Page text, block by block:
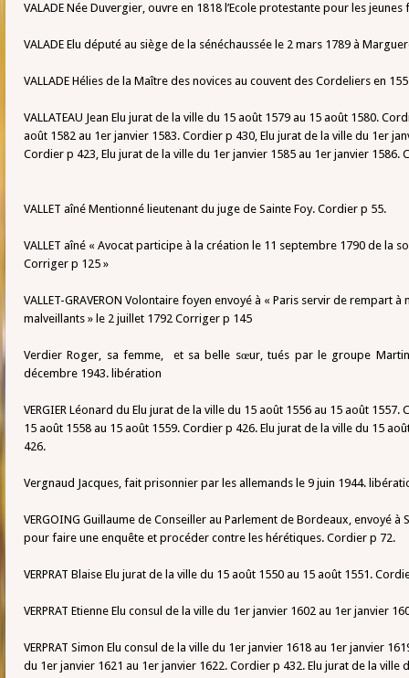
VALADE Née Duvergier, ouvre en 1818 l’Ecole protestante pour les jeunes
VALADE Elu député au siège de la sénéchaussée le 2 mars 1789 à
VALLADE Hélies de la Maître des novices au couvent des Cordeliers en
VALLATEAU Jean Elu jurat de la ville du 15 août 1579 au 15 août 1580.
août 1582 au 1er janvier 1583. Cordier p 430, Elu jurat de la ville du 1er
Cordier p 423, Elu jurat de la ville du 1er janvier 1585 au 1er janvier 1586.
VALLET aîné Mentionné lieutenant du juge de Sainte Foy. Cordier p 55.
VALLET aîné « Avocat participe à la création le 11 septembre 1790 de la
Corriger p 125 »
VALLET-GRAVERON Volontaire foyen envoyé à « Paris servir de rempart
malveillants » le 2 juillet 1792 Corriger p 145
Verdier Roger, sa femme, et sa belle sœur, tués par le groupe
décembre 1943. libération
VERGIER Léonard du Elu jurat de la ville du 15 août 1556 au 15 août
15 août 1558 au 15 août 1559. Cordier p 426. Elu jurat de la ville du 15
426.
Vergnaud Jacques, fait prisonnier par les allemands le 9 juin 1944.
VERGOING Guillaume de Conseiller au Parlement de Bordeaux, envoyé à
pour faire une enquête et procéder contre les hérétiques. Cordier p 72.
VERPRAT Blaise Elu jurat de la ville du 15 août 1550 au 15 août 1551.
VERPRAT Etienne Elu consul de la ville du 1er janvier 1602 au 1er janvier
VERPRAT Simon Elu consul de la ville du 1er janvier 1618 au 1er janvier
du 1er janvier 1621 au 1er janvier 1622. Cordier p 432. Elu jurat de la ville